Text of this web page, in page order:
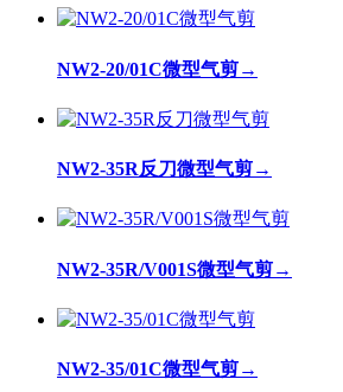
NW2-20/01C微型气剪→
NW2-35R反刀微型气剪→
NW2-35R/V001S微型气剪→
NW2-35/01C微型气剪→